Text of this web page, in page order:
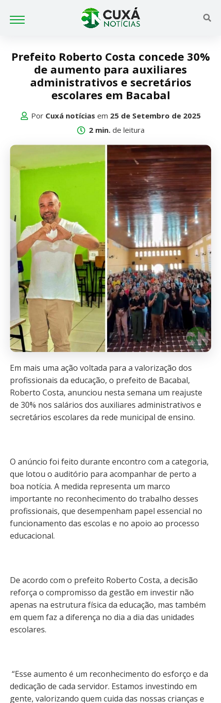
Prefeito Roberto Costa concede 30%
de aumento para auxiliares
administrativos e secretários
escolares em Bacabal
Por Cuxá notícias em 25 de Setembro de 2025
2 min.de leitura
Em mais uma ação voltada para a valorização dos
profissionais da educação, o prefeito de Bacabal,
Roberto Costa, anunciou nesta semana um reajuste
de 30% nos salários dos auxiliares administrativos e
secretários escolares da rede municipal de ensino.
O anúncio foi feito durante encontro com a categoria,
que lotou o auditório para acompanhar de perto a
boa notícia. A medida representa um marco
importante no reconhecimento do trabalho desses
profissionais, que desempenham papel essencial no
funcionamento das escolas e no apoio ao processo
educacional.
De acordo com o prefeito Roberto Costa, a decisão
reforça o compromisso da gestão em investir não
apenas na estrutura física da educação, mas também
em quem faz a diferença no dia a dia das unidades
escolares.
“Esse aumento é um reconhecimento do esforço e da
dedicação de cada servidor. Estamos investindo em
gente, valorizando quem cuida das nossas crianças e